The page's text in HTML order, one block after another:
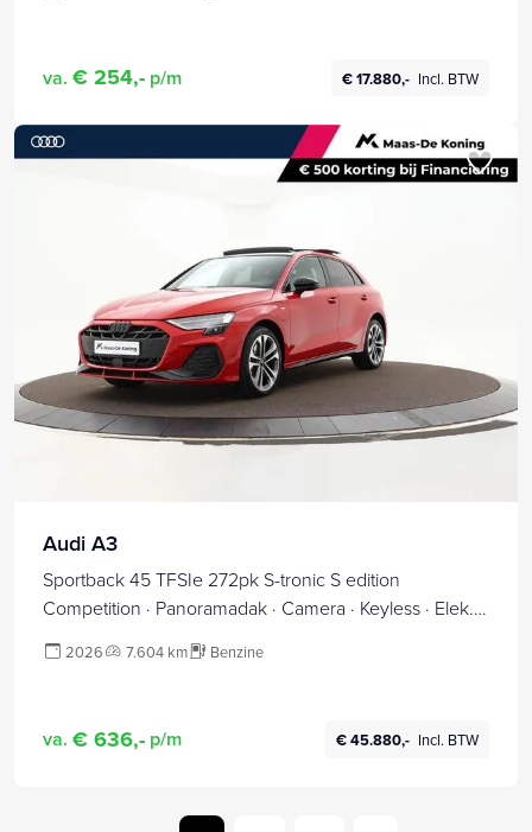
va. € 254,- p/m € 17.880,- Incl. BTW
Audi A3
Sportback 45 TFSIe 272pk S-tronic S edition
Competition · Panoramadak · Camera · Keyless · Elek.
100.000km
2026 7.604 km Benzine
va. € 636,- p/m € 45.880,- Incl. BTW